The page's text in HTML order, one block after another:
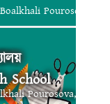
Pourosova,
School
Pourosova,